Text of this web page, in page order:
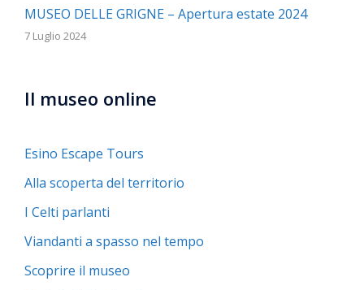
MUSEO DELLE GRIGNE – Apertura estate 2024
7 Luglio 2024
Il museo online
Esino Escape Tours
Alla scoperta del territorio
I Celti parlanti
Viandanti a spasso nel tempo
Scoprire il museo